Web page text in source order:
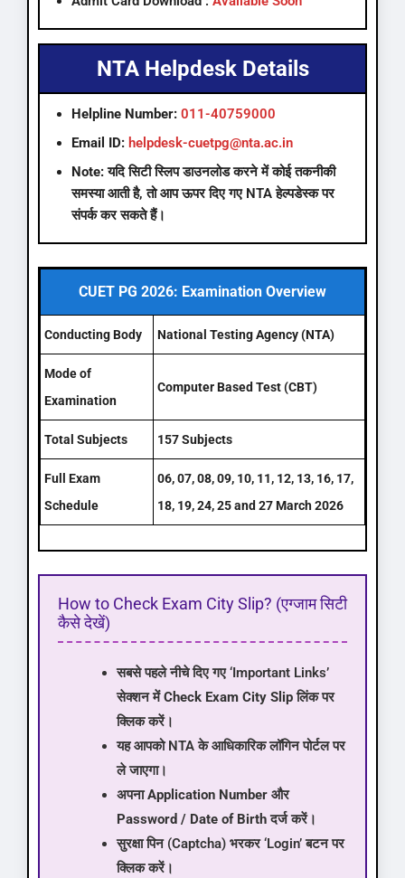
NTA Helpdesk Details
Helpline Number: 011-40759000
Email ID: helpdesk-cuetpg@nta.ac.in
Note:यदि सिटी स्लिप डाउनलोड करने में कोई तकनीकी
समस्या आती है, तो आप ऊपर दिए गए NTA हेल्पडेस्क पर
संपर्क कर सकते हैं।
CUET PG 2026: Examination Overview
Conducting Body National Testing Agency (NTA)
Mode of
Examination
Computer Based Test (CBT)
Total Subjects 157 Subjects
Full Exam
Schedule
06, 07, 08, 09, 10, 11, 12, 13, 16, 17,
18, 19, 24, 25 and 27 March 2026
How to Check Exam City Slip? (एग्जाम सिटी
कैसे देखें)
सबसे पहले नीचे दिए गए ‘Important Links’
सेक्शन मेंCheck Exam City Slipलिंक पर
क्लिक करें।
यह आपको NTA के आधिकारिक लॉगिन पोर्टल पर
ले जाएगा।
अपनाApplication Number और
Password / Date of Birthदर्ज करें।
सुरक्षा पिन (Captcha) भरकर ‘Login’ बटन पर
क्लिक करें।